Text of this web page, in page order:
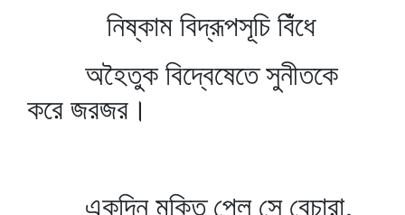
নিষ্কাম বিদ্রূপসূচি বিঁধে
অহৈতুক বিদ্বেষেতে সুনীতকে
করে জরজর।
একদিন মুক্তি পেল সে বেচারা,